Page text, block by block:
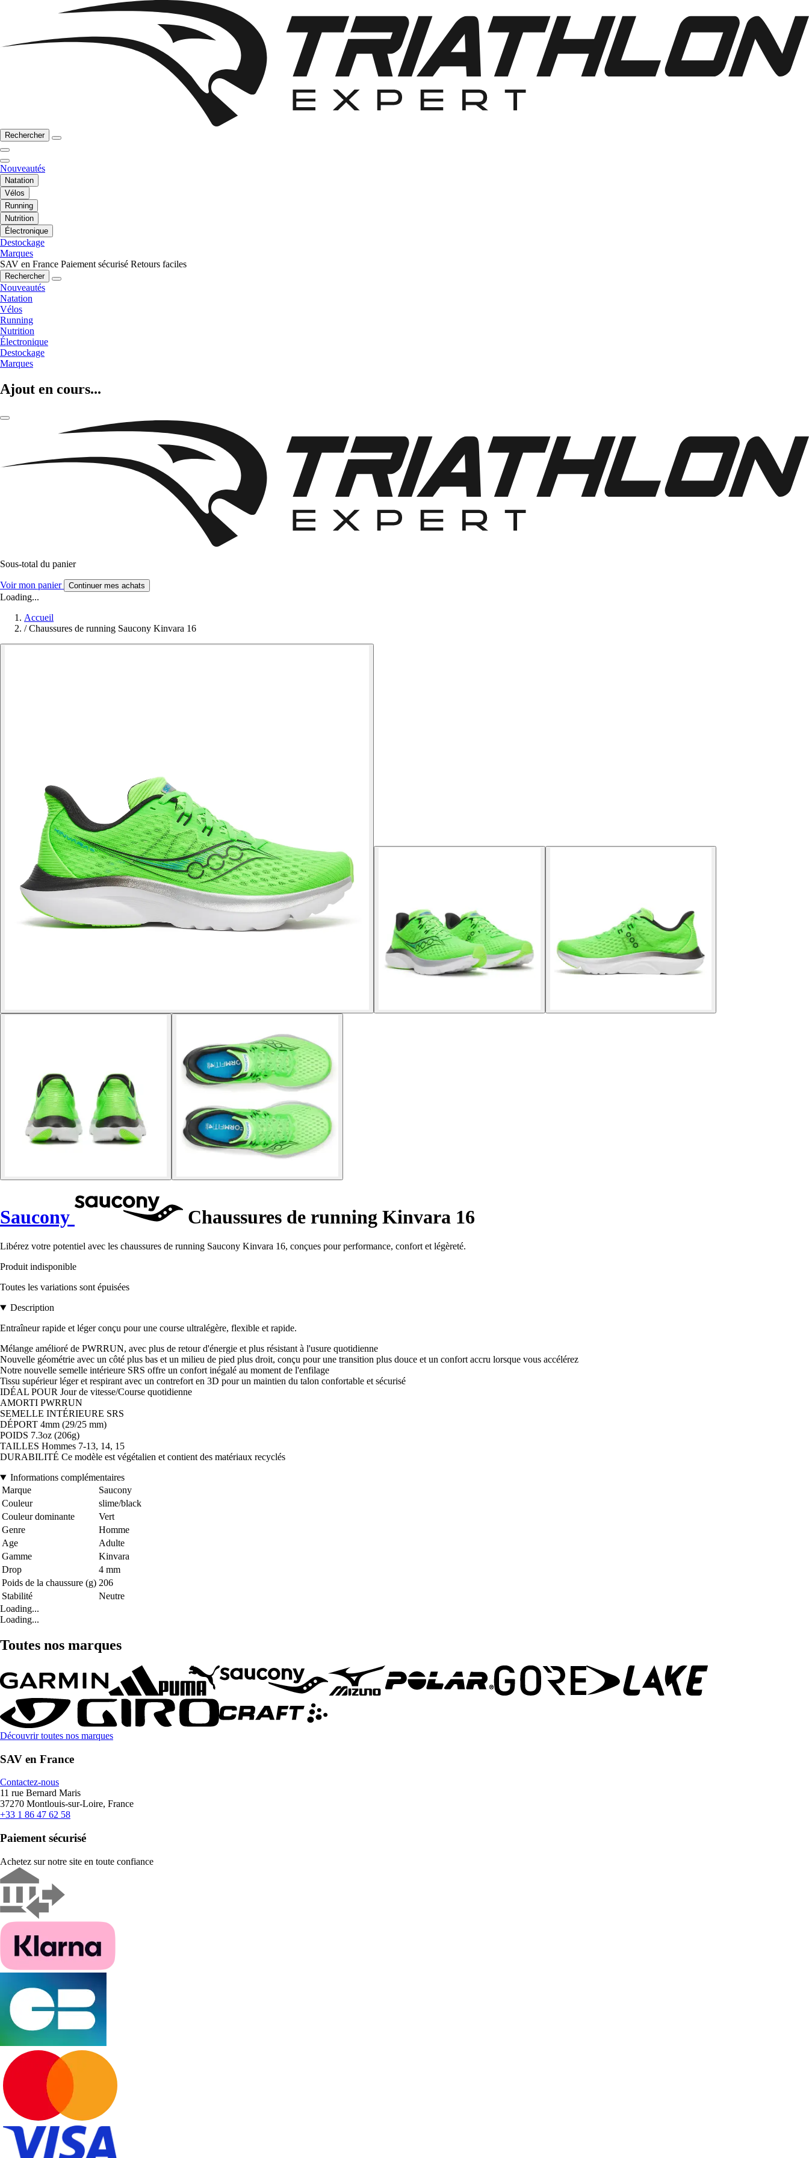
Rechercher
Nouveautés
Natation
Vélos
Running
Nutrition
Électronique
Destockage
Marques
SAV en France Paiement sécurisé Retours faciles
Rechercher
Nouveautés
Natation
Vélos
Running
Nutrition
Électronique
Destockage
Marques
Ajout en cours...
Sous-total du panier
Voir mon panier Continuer mes achats
Loading...
Accueil
/ Chaussures de running Saucony Kinvara 16
Saucony Chaussures de running Kinvara 16
Libérez votre potentiel avec les chaussures de running Saucony Kinvara 16, conçues pour performance, confort et légèreté.
Produit indisponible
Toutes les variations sont épuisées
Description
Entraîneur rapide et léger conçu pour une course ultralégère, flexible et rapide.
Mélange amélioré de PWRRUN, avec plus de retour d'énergie et plus résistant à l'usure quotidienne
Nouvelle géométrie avec un côté plus bas et un milieu de pied plus droit, conçu pour une transition plus douce et un confort accru lorsque vous accélérez
Notre nouvelle semelle intérieure SRS offre un confort inégalé au moment de l'enfilage
Tissu supérieur léger et respirant avec un contrefort en 3D pour un maintien du talon confortable et sécurisé
IDÉAL POUR Jour de vitesse/Course quotidienne
AMORTI PWRRUN
SEMELLE INTÉRIEURE SRS
DÉPORT 4mm (29/25 mm)
POIDS 7.3oz (206g)
TAILLES Hommes 7-13, 14, 15
DURABILITÉ Ce modèle est végétalien et contient des matériaux recyclés
Informations complémentaires
Marque
Saucony
Couleur
slime/black
Couleur dominante
Vert
Genre
Homme
Age
Adulte
Gamme
Kinvara
Drop
4 mm
Poids de la chaussure (g) 206
Stabilité
Neutre
Loading...
Loading...
Toutes nos marques
Découvrir toutes nos marques
SAV en France
Contactez-nous
11 rue Bernard Maris
37270 Montlouis-sur-Loire, France
+33 1 86 47 62 58
Paiement sécurisé
Achetez sur notre site en toute confiance